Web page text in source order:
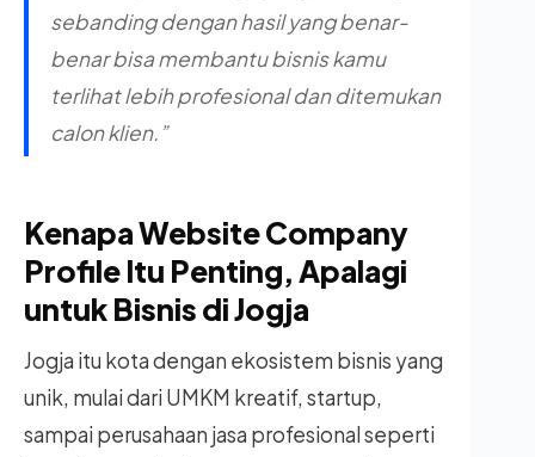
sebanding dengan hasil yang benar-
benar bisa membantu bisnis kamu
terlihat lebih profesional dan ditemukan
calon klien.”
Kenapa Website Company
Profile Itu Penting, Apalagi
untuk Bisnis di Jogja
Jogja itu kota dengan ekosistem bisnis yang
unik, mulai dari UMKM kreatif, startup,
sampai perusahaan jasa profesional seperti